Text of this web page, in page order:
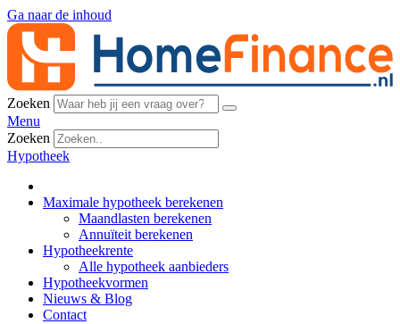
Ga naar de inhoud
Zoeken
Menu
Zoeken
Hypotheek
Maximale hypotheek berekenen
Maandlasten berekenen
Annuïteit berekenen
Hypotheekrente
Alle hypotheek aanbieders
Hypotheekvormen
Nieuws & Blog
Contact